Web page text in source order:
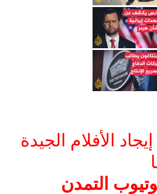
الأفلام الجيدة
التمدن